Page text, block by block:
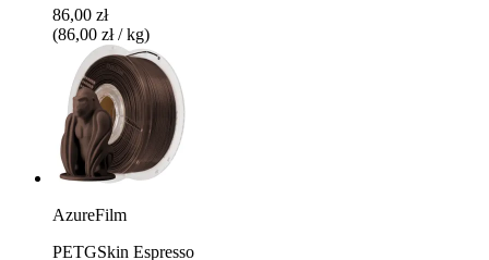
86,00 zł
(86,00 zł / kg)
AzureFilm
PETGSkin Espresso